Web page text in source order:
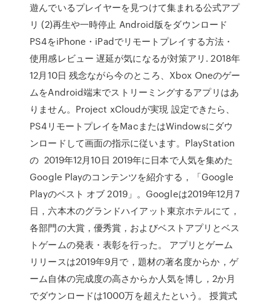
遊んでいるプレイヤーを見つけて集まれる公式アプ
リ (2)再生や一時停止 Android版をダウンロード
PS4をiPhone・iPadでリモートプレイする方法・
使用感レビュー 遅延が気になるが対策アリ. 2018年
12月10日 残念ながら今のところ、Xbox Oneのゲー
ムをAndroid端末でストリーミングするアプリはあ
りません。Project xCloudが実現 設定できたら、
PS4リモートプレイをMacまたはWindowsにダウ
ンロードして画面の指示に従います。PlayStation
の 2019年12月10日 2019年に日本で人気を集めた
Google Playのコンテンツを紹介する，「Google
Playのベスト オブ 2019」。Googleは2019年12月7
日，六本木のグランドハイアット東京ホテルにて，
各部門の大賞，優秀賞，およびベストアプリとベス
トゲームの発表・表彰を行った。 アプリとゲーム
リリースは2019年9月で，題材の著名度からか，ゲ
ーム自体の完成度の高さからか人気を博し，2か月
でダウンロードは1000万を超えたという。 授賞式